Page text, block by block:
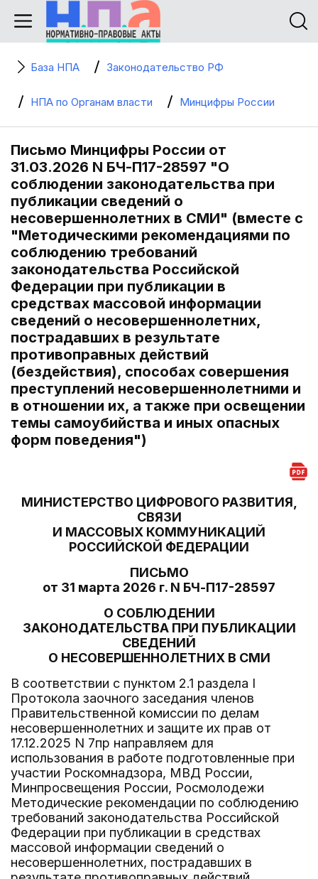
База НПА Законодательство РФ
НПА по Органам власти Минцифры России
Письмо Минцифры России от
31.03.2026 N БЧ-П17-28597 "О
соблюдении законодательства при
публикации сведений о
несовершеннолетних в СМИ" (вместе с
"Методическими рекомендациями по
соблюдению требований
законодательства Российской
Федерации при публикации в
средствах массовой информации
сведений о несовершеннолетних,
пострадавших в результате
противоправных действий
(бездействия), способах совершения
преступлений несовершеннолетними и
в отношении их, а также при освещении
темы самоубийства и иных опасных
форм поведения")
МИНИСТЕРСТВО ЦИФРОВОГО РАЗВИТИЯ,
СВЯЗИ
И МАССОВЫХ КОММУНИКАЦИЙ
РОССИЙСКОЙ ФЕДЕРАЦИИ
ПИСЬМО
от 31 марта 2026 г. N БЧ-П17-28597
О СОБЛЮДЕНИИ
ЗАКОНОДАТЕЛЬСТВА ПРИ ПУБЛИКАЦИИ
СВЕДЕНИЙ
О НЕСОВЕРШЕННОЛЕТНИХ В СМИ
В соответствии с пунктом 2.1 раздела I
Протокола заочного заседания членов
Правительственной комиссии по делам
несовершеннолетних и защите их прав от
17.12.2025 N 7пр направляем для
использования в работе подготовленные при
участии Роскомнадзора, МВД России,
Минпросвещения России, Росмолодежи
Методические рекомендации по соблюдению
требований законодательства Российской
Федерации при публикации в средствах
массовой информации сведений о
несовершеннолетних, пострадавших в